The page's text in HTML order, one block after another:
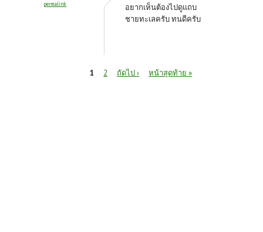
permalink
อยากเห็นต้องไปดูแถบ
ชายทะเลครับ ทนดีครับ
1 2 ถัดไป › หน้าสุดท้าย »